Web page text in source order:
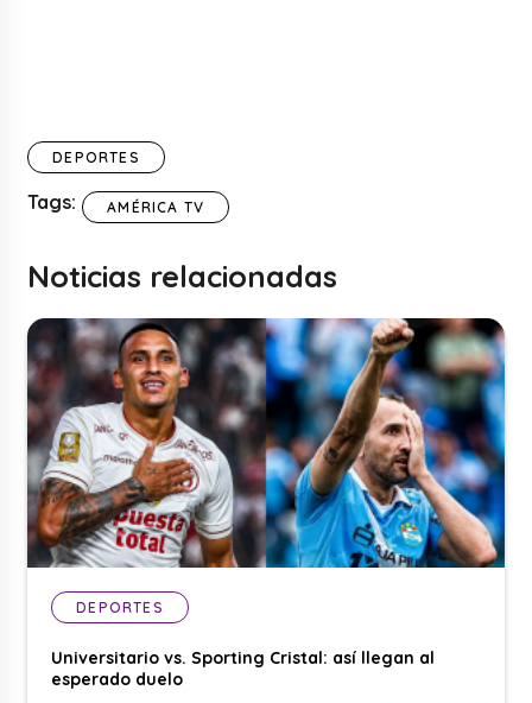
DEPORTES
Tags: AMÉRICA TV
Noticias relacionadas
DEPORTES
Universitario vs. Sporting Cristal: así llegan al
esperado duelo